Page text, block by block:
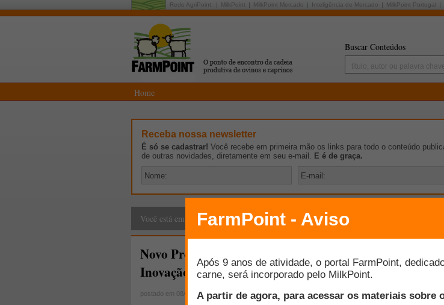
Rede AgriPoint: MilkPoint MilkPoint Mercado Inteligência de Mercado MilkPoint Portugal
Buscar Conteúdos
Home
Receba nossa newsletter
É só se cadastrar! Você recebe em primeira mão os links para todo o conteúdo
de outras novidades, diretamente em seu e-mail. E é de graça.
Você está em: Comunidade>Fique Atento
Novo Programa de Pós-Graduação em Gestão e
Inovação na Indústria Animal é divulgado pela USP
postado em 08/04/2013